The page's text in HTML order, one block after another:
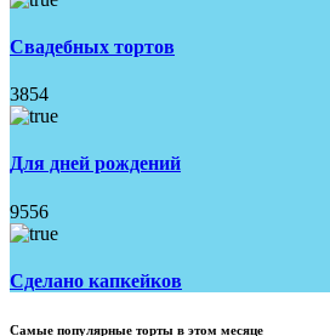
Свадебных тортов
3854
Для дней рождений
9556
Сделано капкейков
Самые популярные торты в этом месяце